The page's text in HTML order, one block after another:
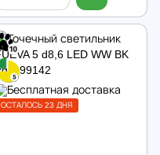
ОСТАЛОСЬ 23 ДНЯ